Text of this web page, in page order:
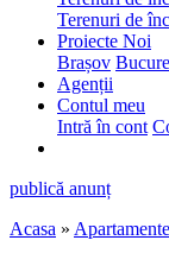
Terenuri de
Proiecte Noi
Brașov
Agenții
Contul meu
Intră în cont
publică anunț
Acasa »